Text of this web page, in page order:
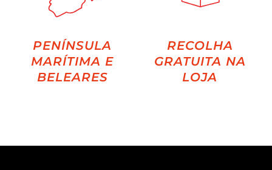
PENÍNSULA
MARÍTIMA E
BELEARES
RECOLHA
GRATUITA NA
LOJA